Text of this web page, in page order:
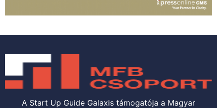
A Start Up Guide Galaxis támogatója a Magyar